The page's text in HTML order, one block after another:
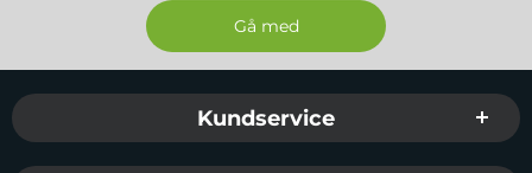
Sidfot Blandad info och länkar
Kundservice